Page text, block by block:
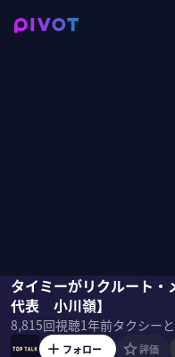
タイミーがリクルート
代表 小川嶺】
8,815回視聴1年前
小川嶺佐々木紀彦
フォロー 評価